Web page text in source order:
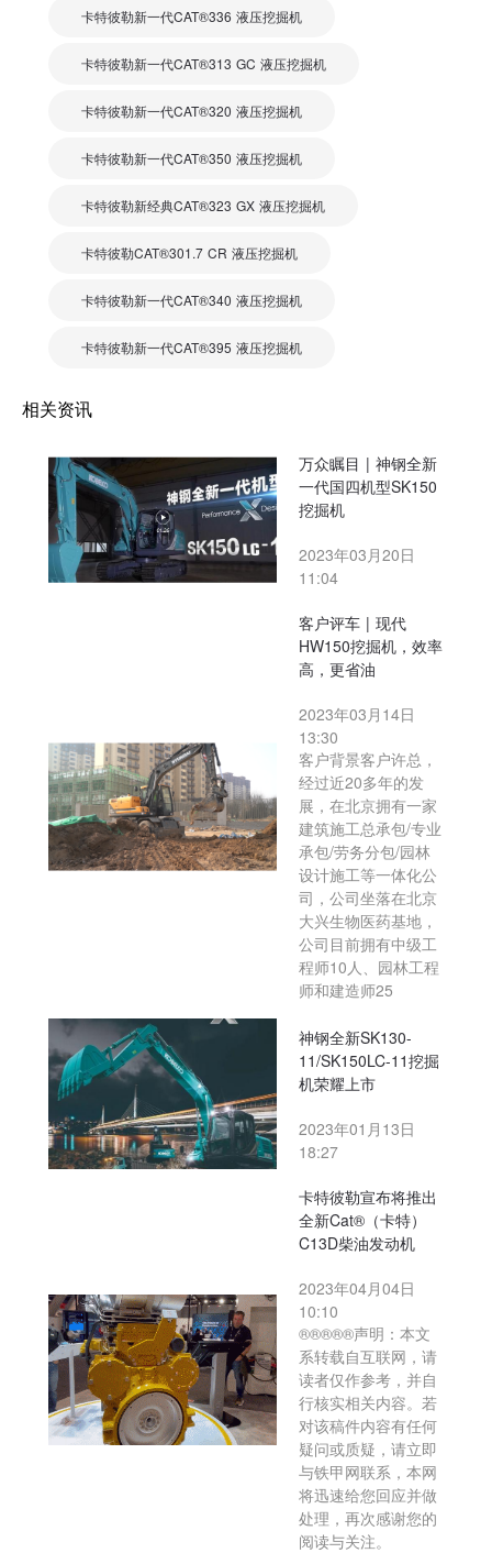
卡特彼勒新一代CAT®336 液压挖掘机
卡特彼勒新一代CAT®313 GC 液压挖掘机
卡特彼勒新一代CAT®320 液压挖掘机
卡特彼勒新一代CAT®350 液压挖掘机
卡特彼勒新经典CAT®323 GX 液压挖掘机
卡特彼勒CAT®301.7 CR 液压挖掘机
卡特彼勒新一代CAT®340 液压挖掘机
卡特彼勒新一代CAT®395 液压挖掘机
相关资讯
万众瞩目 | 神钢全新
一代国四机型SK150
挖掘机
2023年03月20日
11:04
客户评车 | 现代
HW150挖掘机，效率
高，更省油
2023年03月14日
13:30
客户背景客户许总，
经过近20多年的发
展，在北京拥有一家
建筑施工总承包/专业
承包/劳务分包/园林
设计施工等一体化公
司，公司坐落在北京
大兴生物医药基地，
公司目前拥有中级工
程师10人、园林工程
师和建造师25
神钢全新SK130-
11/SK150LC-11挖掘
机荣耀上市
2023年01月13日
18:27
卡特彼勒宣布将推出
全新Cat®（卡特）
C13D柴油发动机
2023年04月04日
10:10
®®®®®声明：本文
系转载自互联网，请
读者仅作参考，并自
行核实相关内容。若
对该稿件内容有任何
疑问或质疑，请立即
与铁甲网联系，本网
将迅速给您回应并做
处理，再次感谢您的
阅读与关注。